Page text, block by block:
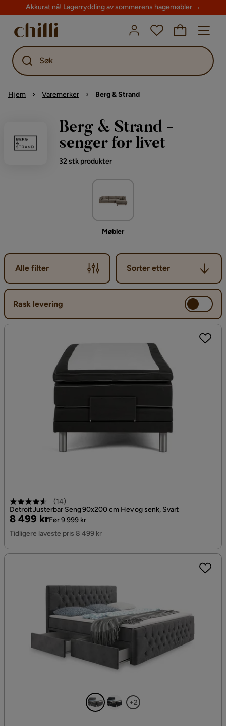
Akkurat nå! Lagerrydding av sommerens hagemøbler →
Søk
Hjem Varemerker Berg & Strand
Berg & Strand -
senger for livet
32 stk produkter
Møbler
Alle filter
Sorter etter
Sorter etter
Rask levering
(14)
Detroit Justerbar Seng 90x200 cm Hev og senk, Svart
Pris
8 499 kr
Original
Pris
Før 9 999 kr
Tidligere laveste pris 8 499 kr
+2